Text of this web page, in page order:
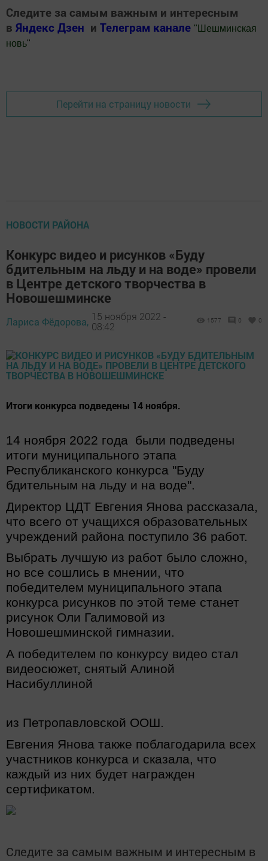
Следите за самым важным и интересным
в Яндекс Дзен и Телеграм канале " Шешминская
новь"
Перейти на страницу новости
НОВОСТИ РАЙОНА
Конкурс видео и рисунков «Буду
бдительным на льду и на воде» провели
в Центре детского творчества в
Новошешминске
Лариса Фёдорова, 15 ноября 2022 -
08:42
1577 0 0
Итоги конкурса подведены 14 ноября.
14 ноября 2022 года были подведены
итоги муниципального этапа
Республиканского конкурса "Буду
бдительным на льду и на воде".
Директор ЦДТ Евгения Янова рассказала,
что всего от учащихся образовательных
учреждений района поступило 36 работ.
Выбрать лучшую из работ было сложно,
но все сошлись в мнении, что
победителем муниципального этапа
конкурса рисунков по этой теме станет
рисунок Оли Галимовой из
Новошешминской гимназии.
А победителем по конкурсу видео стал
видеосюжет, снятый Алиной
Насибуллиной
из Петропавловской ООШ.
Евгения Янова также поблагодарила всех
участников конкурса и сказала, что
каждый из них будет награжден
сертификатом.
Следите за самым важным и интересным в